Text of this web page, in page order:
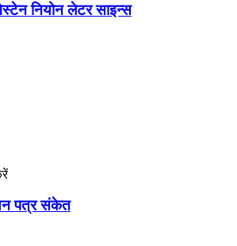
नियोन लेटर साइन्स
पत्र संकेत